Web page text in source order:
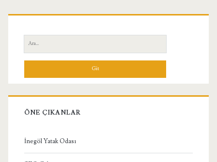
Birincil
Yan
Menü
Ara:
ÖNE ÇIKANLAR
İnegöl Yatak Odası